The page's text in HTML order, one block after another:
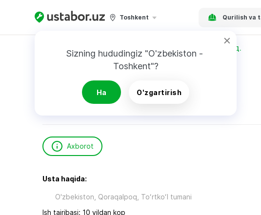
Toshkent Qurilish va
Sizning hududingiz "O'zbekiston -
Toshkent"?
Ha O'zgartirish
Bosh sahifa Qurilish va ta’mirlash Хангелдийев Д.
Axborot
Usta haqida:
O'zbekiston, Qoraqalpoq, Toʻrtkoʻl tumani
Ish tajribasi: 10 yildan kop